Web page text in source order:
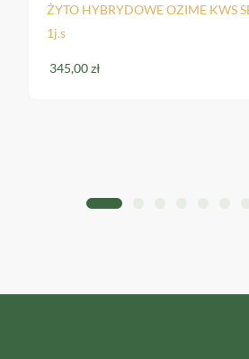
ŻYTO HYBRYDOWE KWS